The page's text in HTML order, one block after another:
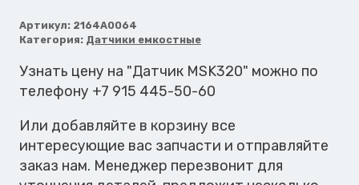
MSK320
Артикул: 2164A0064
Категория: Датчики емкостные
Узнать цену на "Датчик MSK320" можно по
телефону +7 915 445-50-60
Или добавляйте в корзину все
интересующие вас запчасти и отправляйте
заказ нам. Менеджер перезвонит для